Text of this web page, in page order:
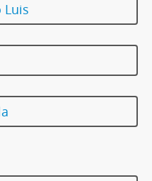
Luis